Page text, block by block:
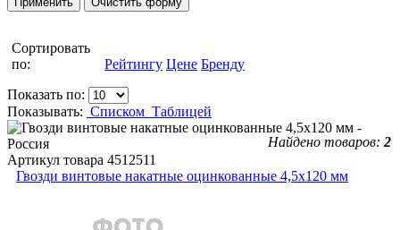
Сортировать
по:
Рейтингу Цене Бренду
Показать по:
Показывать: Списком Таблицей
Найдено товаров: 2
Артикул товара 4512511
Гвозди винтовые накатные оцинкованные 4,5x120 мм